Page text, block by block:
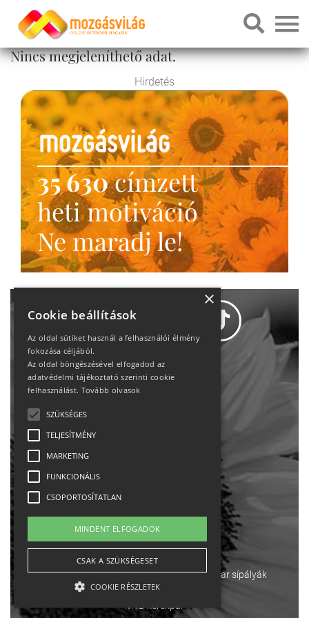
Nincs megjeleníthető adat.
Hirdetés
35 630címzett
heti motiváció
Ne maradj le!
Adatvédelem
Impresszum-kapcsolat
English
Ebike Osztrák sípályák Magyar sípályák
MTB kerékpár
×
Cookie beállítások
Az oldal sütiket használ a felhasználói élmény
fokozása céljából.
Az oldal böngészésével elfogadod az
adatvédelmi tájékoztató szerinti cookie
felhasználást. Tovább olvasok
SZÜKSÉGES
TELJESÍTMÉNY
MARKETING
FUNKCIONÁLIS
CSOPORTOSÍTATLAN
MINDENT ELFOGADOK
CSAK A SZÜKSÉGESET
COOKIE RÉSZLETEK